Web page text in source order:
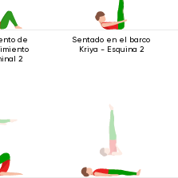
de
2
Sentado en el barco
Kriya - Esquina 2